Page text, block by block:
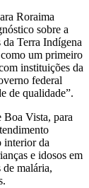
Roraima
sobre a
da Terra Indígena
um primeiro
instituições da
federal
de qualidade”.
Boa Vista, para
interior da
e idosos em
de malária,